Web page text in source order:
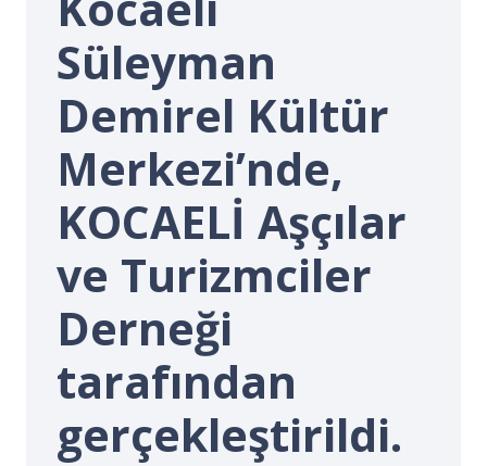
Süleyman
Demirel Kültür
Merkezi’nde,
KOCAELİ Aşçılar
ve Turizmciler
Derneği
tarafından
gerçekleştirildi.